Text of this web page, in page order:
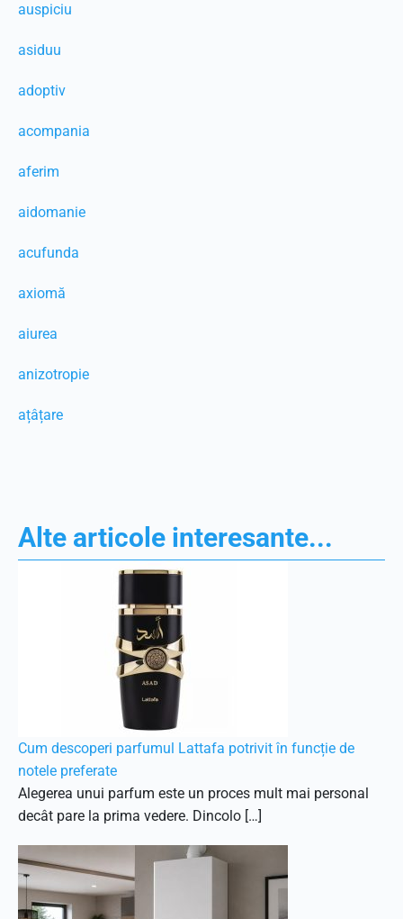
auspiciu
asiduu
adoptiv
acompania
aferim
aidomanie
acufunda
axiomă
aiurea
anizotropie
ațâțare
Alte articole interesante...
Cum descoperi parfumul Lattafa potrivit în funcție de
notele preferate
Alegerea unui parfum este un proces mult mai personal
decât pare la prima vedere. Dincolo […]